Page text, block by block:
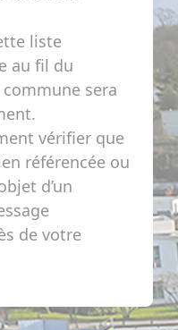
liste
au fil du
sera
vérifier que
référencée ou
d’un
de votre